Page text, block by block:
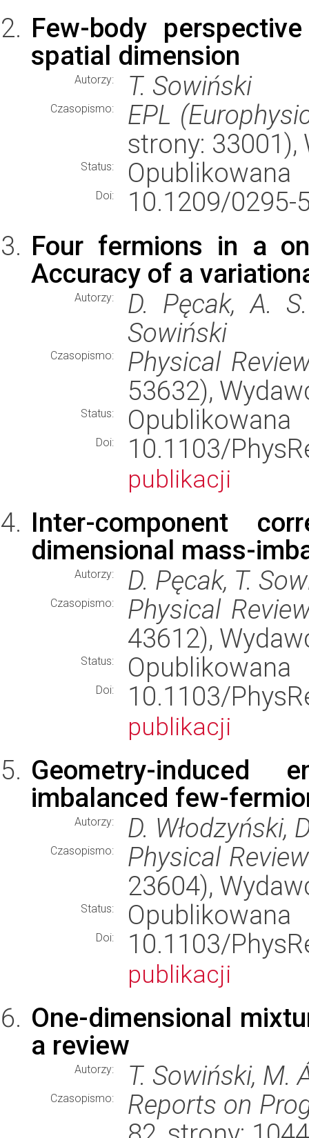
Few-body
spatial dimension
Autorzy: T. Sowiński
Czasopismo:
EPL
strony:
Status: Opublikowana
Doi:
10.1209/
Four fermions in a
Accuracy of a
Autorzy:
D. Pęcak, A.
Sowiński
Czasopismo:
Physical
53632),
Status: Opublikowana
Doi: 10.1103/
publikacji
Inter-component
dimensional mass-
Autorzy: D. Pęcak, T.
Czasopismo:
Physical
43612),
Status: Opublikowana
Doi: 10.1103/
publikacji
Geometry-
imbalanced few-
Autorzy: D. Włodzyński,
Czasopismo:
Physical
23604),
Status: Opublikowana
Doi: 10.1103/
publikacji
One-dimensional
a review
Autorzy: T. Sowiński, M.
Czasopismo:
Reports on